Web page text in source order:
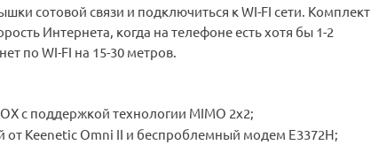
сотовой связи и подключиться к WI-FI сети. Комплект
Интернета, когда на телефоне есть хотя бы 1-2
по WI-FI на 15-30 метров.
с поддержкой технологии MIMO 2x2;
от Keenetic Omni II и беспроблемный модем E3372H;